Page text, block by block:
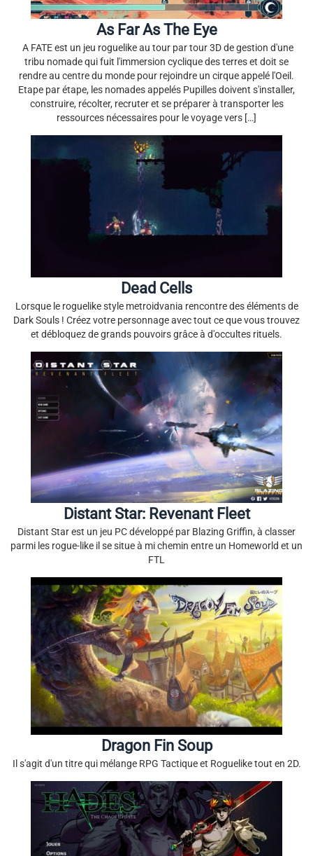
As Far As The Eye
​ A FATE est un jeu roguelike au tour par tour 3D de gestion d'une
tribu nomade qui fuit l'immersion cyclique des terres et doit se
rendre au centre du monde pour rejoindre un cirque appelé l'Oeil.
Etape par étape, les nomades appelés Pupilles doivent s'installer,
construire, récolter, recruter et se préparer à transporter les
ressources nécessaires pour le voyage vers […]
Dead Cells
Lorsque le roguelike style metroidvania rencontre des éléments de
Dark Souls ! Créez votre personnage avec tout ce que vous trouvez
et débloquez de grands pouvoirs grâce à d'occultes rituels.
Distant Star: Revenant Fleet
Distant Star est un jeu PC développé par Blazing Griffin, à classer
parmi les rogue-like il se situe à mi chemin entre un Homeworld et un
FTL
Dragon Fin Soup
Il s'agit d'un titre qui mélange RPG Tactique et Roguelike tout en 2D.